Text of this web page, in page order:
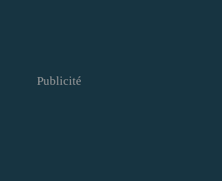
Publicité